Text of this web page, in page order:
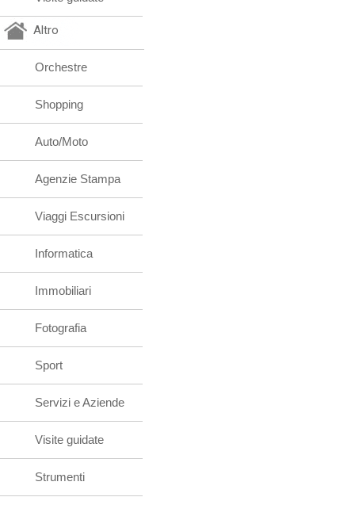
Altro
Orchestre
Shopping
Auto/Moto
Agenzie Stampa
Viaggi Escursioni
Informatica
Immobiliari
Fotografia
Sport
Servizi e Aziende
Visite guidate
Strumenti